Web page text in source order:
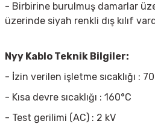
- Birbirine burulmuş damarlar
üzerinde siyah renkli dış kılıf
Nyy Kablo Teknik Bilgiler:
- İzin verilen işletme sıcaklığı :
- Kısa devre sıcaklığı : 160°C
- Test gerilimi (AC) : 2 kV